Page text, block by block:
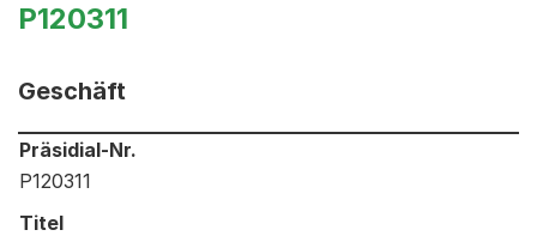
P120311
Geschäft
Informationen zum Ausgewählten Geschäft
Präsidial-Nr.
P120311
Titel